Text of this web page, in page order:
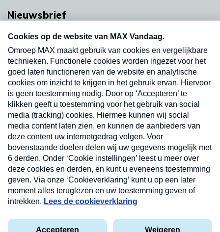
Nieuwsbrief
Neem hier een gratis abonnement op onze
nieuwsbrief. Elke vrijdag- en dinsdagochtend in
uw mailbox.
Verzend
Contact
Algemene voorwaarden
Nieuwsbrief
Neem hier een gratis abonnement op onze
nieuwsbrief. Elke vrijdag- en dinsdagochtend in uw